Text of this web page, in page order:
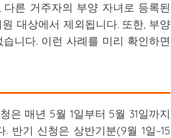
른 거주자의 부양 자녀로 등록된
대상에서 제외됩니다. 또한, 부양
니다. 이런 사례를 미리 확인하면
은 매년 5월 1일부터 5월 31일까지
반기 신청은 상반기분(9월 1일~15